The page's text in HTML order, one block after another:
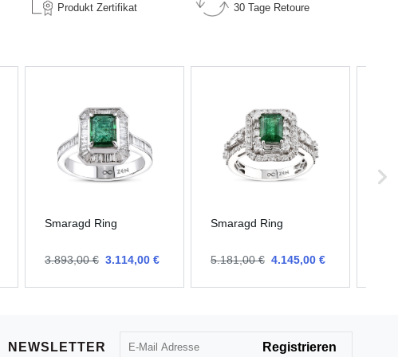
Produkt Zertifikat 30 Tage Retoure
Smaragd Ring
3.114,00 €
3.893,00 €
Smaragd Ring
4.145,00 €
5.181,00 €
NEWSLETTER